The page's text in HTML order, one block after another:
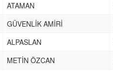
ATAMAN
GÜVENLİK AMİRİ
ALPASLAN
METİN ÖZCAN